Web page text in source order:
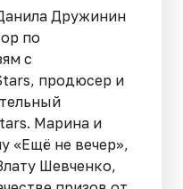
Дружинин
по
с
продюсер и
Марина и
«Ещё не вечер»,
Шевченко,